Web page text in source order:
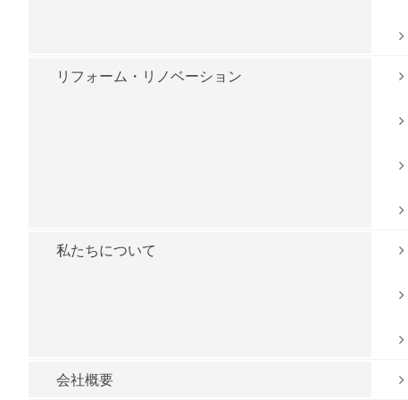
リフォーム・リノベーション
私たちについて
会社概要